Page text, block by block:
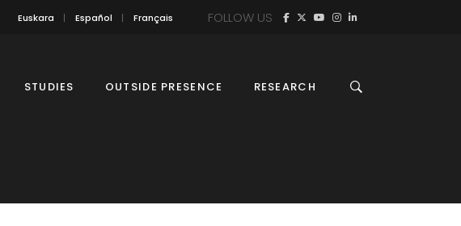
Euskara Español Français FOLLOW US
STUDIES OUTSIDE PRESENCE RESEARCH